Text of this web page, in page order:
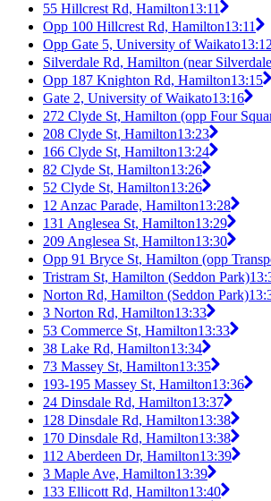
55 Hillcrest Rd, Hamilton13:11
Opp 100 Hillcrest Rd, Hamilton13:11
Opp Gate 5, University of Waikato13:12
Silverdale Rd, Hamilton (near
Opp 187 Knighton Rd, Hamilton13:15
Gate 2, University of Waikato13:16
272 Clyde St, Hamilton (opp Four
208 Clyde St, Hamilton13:23
166 Clyde St, Hamilton13:24
82 Clyde St, Hamilton13:26
52 Clyde St, Hamilton13:26
12 Anzac Parade, Hamilton13:28
131 Anglesea St, Hamilton13:29
209 Anglesea St, Hamilton13:30
Opp 91 Bryce St, Hamilton (opp
Tristram St, Hamilton (Seddon Park)
Norton Rd, Hamilton (Seddon Park)
3 Norton Rd, Hamilton13:33
53 Commerce St, Hamilton13:33
38 Lake Rd, Hamilton13:34
73 Massey St, Hamilton13:35
193-195 Massey St, Hamilton13:36
24 Dinsdale Rd, Hamilton13:37
128 Dinsdale Rd, Hamilton13:38
170 Dinsdale Rd, Hamilton13:38
112 Aberdeen Dr, Hamilton13:39
3 Maple Ave, Hamilton13:39
133 Ellicott Rd, Hamilton13:40